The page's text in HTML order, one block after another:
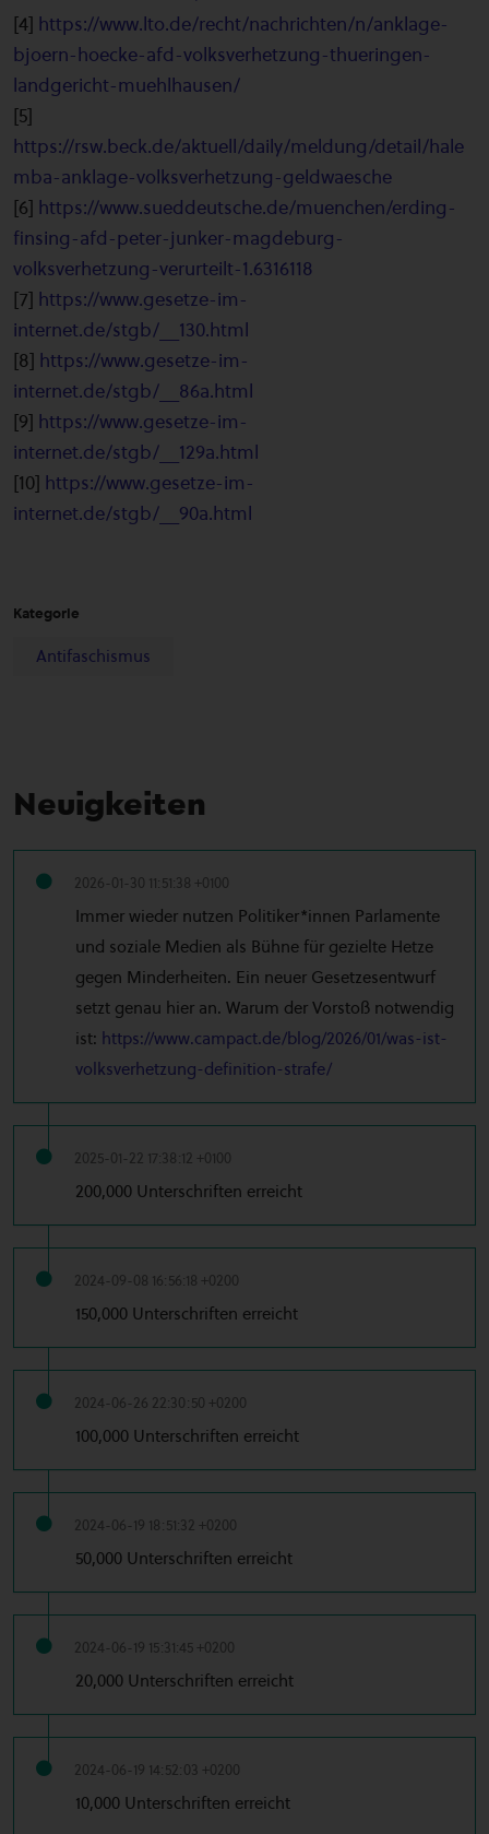
[4] https://www.lto.de/recht/nachrichten/n/anklage-
bjoern-hoecke-afd-volksverhetzung-thueringen-
landgericht-muehlhausen/
[5]
https://rsw.beck.de/aktuell/daily/meldung/detail/hale
mba-anklage-volksverhetzung-geldwaesche
[6] https://www.sueddeutsche.de/muenchen/erding-
finsing-afd-peter-junker-magdeburg-
volksverhetzung-verurteilt-1.6316118
[7] https://www.gesetze-im-
internet.de/stgb/__130.html
[8] https://www.gesetze-im-
internet.de/stgb/__86a.html
[9] https://www.gesetze-im-
internet.de/stgb/__129a.html
[10] https://www.gesetze-im-
internet.de/stgb/__90a.html
Kategorie
Antifaschismus
Neuigkeiten
2026-01-30 11:51:38 +0100
Immer wieder nutzen Politiker*innen Parlamente
und soziale Medien als Bühne für gezielte Hetze
gegen Minderheiten. Ein neuer Gesetzesentwurf
setzt genau hier an. Warum der Vorstoß notwendig
ist: https://www.campact.de/blog/2026/01/was-ist-
volksverhetzung-definition-strafe/
2025-01-22 17:38:12 +0100
200,000 Unterschriften erreicht
2024-09-08 16:56:18 +0200
150,000 Unterschriften erreicht
2024-06-26 22:30:50 +0200
100,000 Unterschriften erreicht
2024-06-19 18:51:32 +0200
50,000 Unterschriften erreicht
2024-06-19 15:31:45 +0200
20,000 Unterschriften erreicht
2024-06-19 14:52:03 +0200
10,000 Unterschriften erreicht